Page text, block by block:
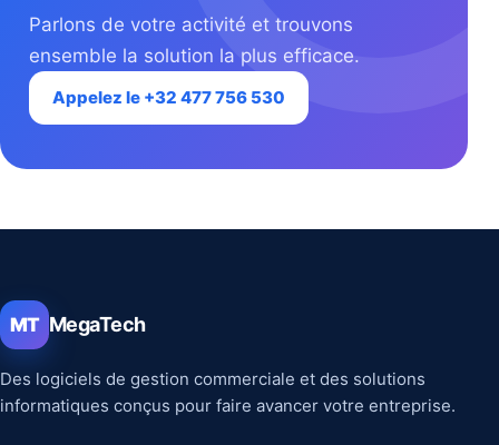
Parlons de votre activité et trouvons
ensemble la solution la plus efficace.
Appelez le +32 477 756 530
MT MegaTech
Des logiciels de gestion commerciale et des solutions
informatiques conçus pour faire avancer votre entreprise.